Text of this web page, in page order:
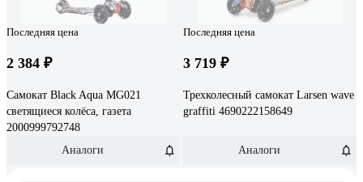
Последняя цена
2 384 ₽
Самокат Black Aqua MG021
светящиеся колёса, газета
2000999792748
Аналоги
Последняя цена
3 719 ₽
Трехколесный самокат Larsen wave
graffiti 4690222158649
Аналоги